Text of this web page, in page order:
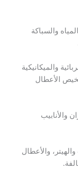
والسباكة
والميكانيكية
الأعطال
والأنابيب
والأعطال